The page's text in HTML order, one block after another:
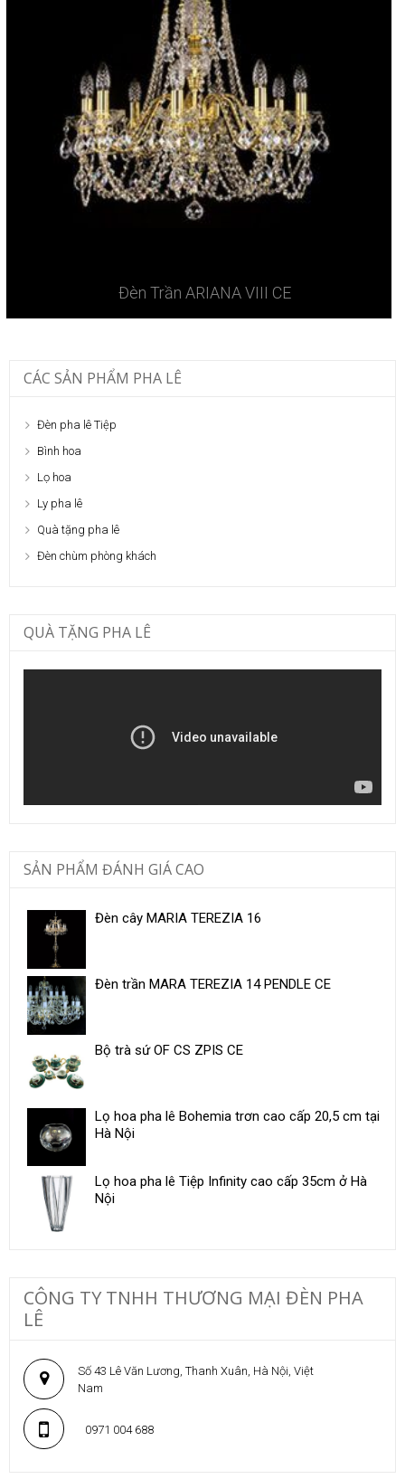
Đèn Trần ARIANA VIII CE
CÁC SẢN PHẨM PHA LÊ
Đèn pha lê Tiệp
Bình hoa
Lọ hoa
Ly pha lê
Quà tặng pha lê
Đèn chùm phòng khách
QUÀ TẶNG PHA LÊ
SẢN PHẨM ĐÁNH GIÁ CAO
Đèn cây MARIA TEREZIA 16
Đèn trần MARA TEREZIA 14 PENDLE CE
Bộ trà sứ OF CS ZPIS CE
Lọ hoa pha lê Bohemia trơn cao cấp 20,5 cm tại
Hà Nội
Lọ hoa pha lê Tiệp Infinity cao cấp 35cm ở Hà
Nội
CÔNG TY TNHH THƯƠNG MẠI ĐÈN PHA
LÊ
Số 43 Lê Văn Lương, Thanh Xuân, Hà Nội, Việt
Nam
0971 004 688